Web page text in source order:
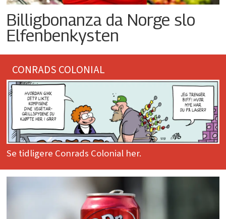
Billigbonanza da Norge slo
Elfenbenkysten
CONRADS COLONIAL
Se tidligere Conrads Colonial her.